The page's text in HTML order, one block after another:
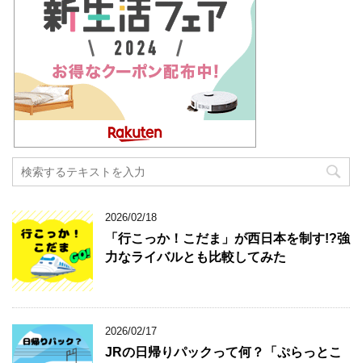
2026/02/18
「行こっか！こだま」が西日本を制す!?強
力なライバルとも比較してみた
2026/02/17
JRの日帰りパックって何？「ぷらっとこ